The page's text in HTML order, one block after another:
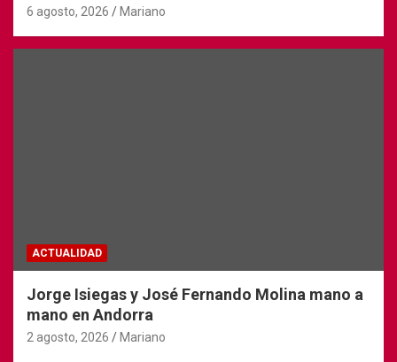
6 agosto, 2026 Mariano
ACTUALIDAD
Jorge Isiegas y José Fernando Molina mano a
mano en Andorra
2 agosto, 2026 Mariano